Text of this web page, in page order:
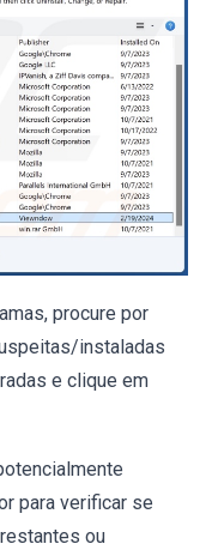
procure por
instaladas
e clique em
para verificar se
ou